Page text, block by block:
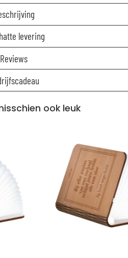
levering
Reviews
ook leuk